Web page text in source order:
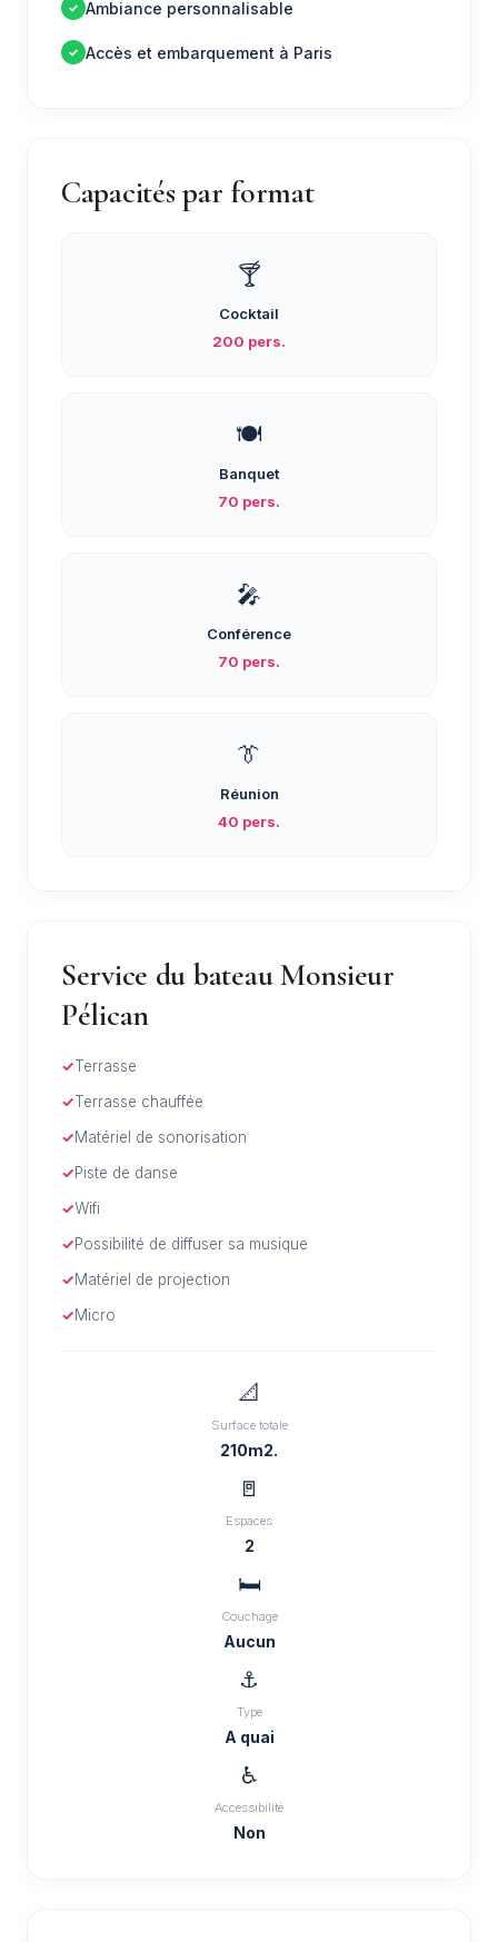
Ambiance personnalisable
Accès et embarquement à Paris
Capacités par format
🍸
Cocktail
200 pers.
🍽️
Banquet
70 pers.
🎤
Conférence
70 pers.
👔
Réunion
40 pers.
Service du bateau Monsieur
Pélican
Terrasse
Terrasse chauffée
Matériel de sonorisation
Piste de danse
Wifi
Possibilité de diffuser sa musique
Matériel de projection
Micro
📐
Surface totale
210m2.
🚪
Espaces
2
🛏️
Couchage
Aucun
⚓
Type
A quai
♿
Accessibilité
Non